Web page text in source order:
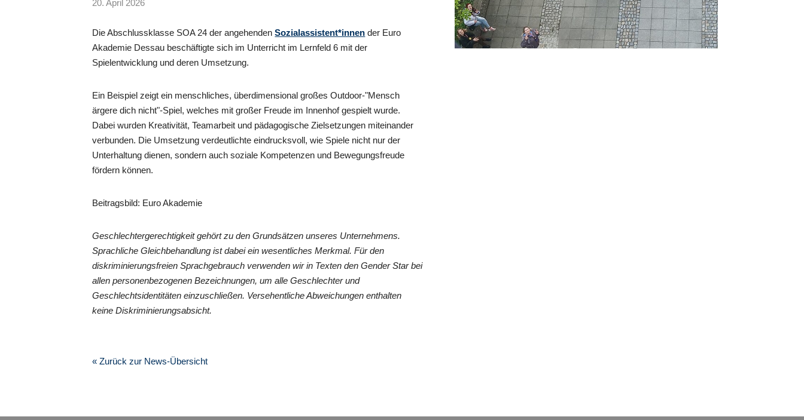
20. April 2026
Die Abschlussklasse SOA 24 der angehendenSozialassistent*innen der Euro
Akademie Dessau beschäftigte sich im Unterricht im Lernfeld 6 mit der
Spielentwicklung und deren Umsetzung.
Ein Beispiel zeigt ein menschliches, überdimensional großes Outdoor-"Mensch
ärgere dich nicht"-Spiel, welches mit großer Freude im Innenhof gespielt wurde.
Dabei wurden Kreativität, Teamarbeit und pädagogische Zielsetzungen miteinander
verbunden. Die Umsetzung verdeutlichte eindrucksvoll, wie Spiele nicht nur der
Unterhaltung dienen, sondern auch soziale Kompetenzen und Bewegungsfreude
fördern können.
Beitragsbild: Euro Akademie
Geschlechtergerechtigkeit gehört zu den Grundsätzen unseres Unternehmens.
Sprachliche Gleichbehandlung ist dabei ein wesentliches Merkmal. Für den
diskriminierungsfreien Sprachgebrauch verwenden wir in Texten den Gender Star bei
allen personenbezogenen Bezeichnungen, um alle Geschlechter und
Geschlechtsidentitäten einzuschließen. Versehentliche Abweichungen enthalten
keine Diskriminierungsabsicht.
« Zurück zur News-Übersicht